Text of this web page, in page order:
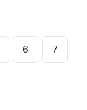
6 7